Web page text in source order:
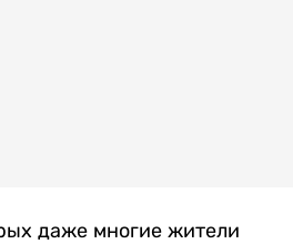
даже многие жители